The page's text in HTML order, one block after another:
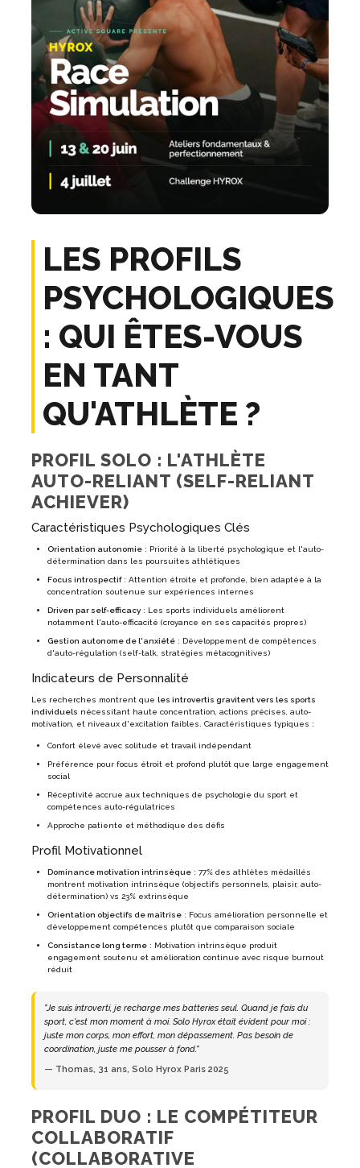
LES PROFILS
PSYCHOLOGIQUES
: QUI ÊTES-VOUS
EN TANT
QU'ATHLÈTE ?
PROFIL SOLO : L'ATHLÈTE
AUTO-RELIANT (SELF-RELIANT
ACHIEVER)
Caractéristiques Psychologiques Clés
Orientation autonomie : Priorité à la liberté psychologique et l'auto-
détermination dans les poursuites athlétiques
Focus introspectif: Attention étroite et profonde, bien adaptée à la
concentration soutenue sur expériences internes
Driven par self-efficacy: Les sports individuels améliorent
notamment l'auto-efficacité (croyance en ses capacités propres)
Gestion autonome de l'anxiété : Développement de compétences
d'auto-régulation (self-talk, stratégies métacognitives)
Indicateurs de Personnalité
Les recherches montrent que les introvertis gravitent vers les sports
individuels nécessitant haute concentration, actions précises, auto-
motivation, et niveaux d'excitation faibles. Caractéristiques typiques :
Confort élevé avec solitude et travail indépendant
Préférence pour focus étroit et profond plutôt que large engagement
social
Réceptivité accrue aux techniques de psychologie du sport et
compétences auto-régulatrices
Approche patiente et méthodique des défis
Profil Motivationnel
Dominance motivation intrinsèque : 77% des athlètes médaillés
montrent motivation intrinsèque (objectifs personnels, plaisir, auto-
détermination) vs 23% extrinsèque
Orientation objectifs de maîtrise : Focus amélioration personnelle et
développement compétences plutôt que comparaison sociale
Consistance long terme : Motivation intrinsèque produit
engagement soutenu et amélioration continue avec risque burnout
réduit
"Je suis introverti, je recharge mes batteries seul. Quand je fais du
sport, c'est mon moment à moi. Solo Hyrox était évident pour moi :
juste mon corps, mon effort, mon dépassement. Pas besoin de
coordination, juste me pousser à fond."
— Thomas, 31 ans, Solo Hyrox Paris 2025
PROFIL DUO : LE COMPÉTITEUR
COLLABORATIF
(COLLABORATIVE